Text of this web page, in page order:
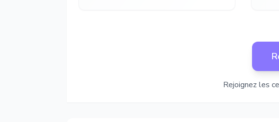
Rejoignez les